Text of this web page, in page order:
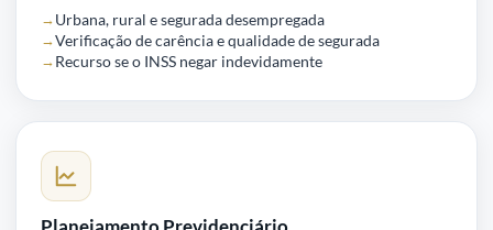
Urbana, rural e segurada desempregada
Verificação de carência e qualidade de segurada
Recurso se o INSS negar indevidamente